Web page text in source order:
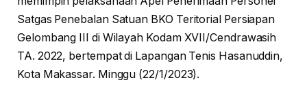
Satgas Penebalan Satuan BKO Teritorial Persiapan
Gelombang III di Wilayah Kodam XVII/Cendrawasih
TA. 2022, bertempat di Lapangan Tenis Hasanuddin,
Kota Makassar. Minggu (22/1/2023).